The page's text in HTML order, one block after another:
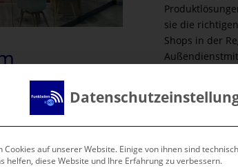
sie die
Shops in der
Handy einmal
mit einer
Werde ein
unsere
Du Dich aus
Kunden eine
Cookies auf unserer Website. Einige von ihnen sind
helfen, diese Website und Ihre Erfahrung zu verbessern.